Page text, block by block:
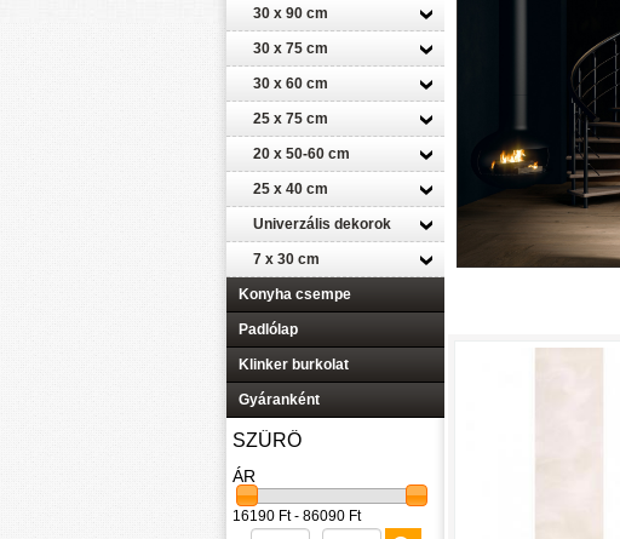
30 x 90 cm
30 x 75 cm
30 x 60 cm
25 x 75 cm
20 x 50-60 cm
25 x 40 cm
Univerzális dekorok
7 x 30 cm
Konyha csempe
Padlólap
Klinker burkolat
Gyáranként
SZŰRŐ
ÁR
16190 Ft - 86090 Ft